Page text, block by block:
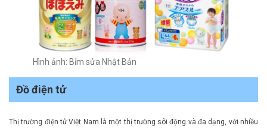
Hình ảnh: Bỉm sửa Nhật Bản
Đồ điện tử
Thị trường điện tử Việt Nam là một thị trường sôi động và đa dạng, với nhiều